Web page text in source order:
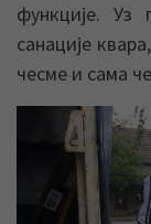
функције. Уз
санације
чесме и сама